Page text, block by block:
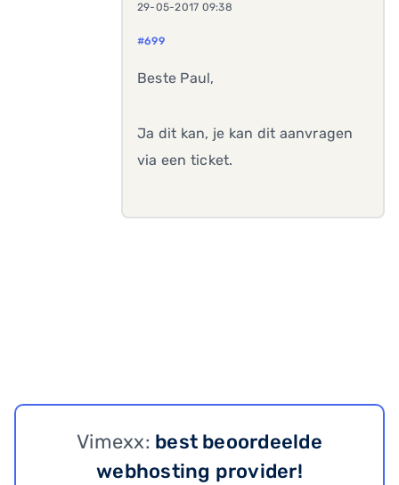
29-05-2017 09:38
#699
Beste Paul,
Ja dit kan, je kan dit aanvragen
via een ticket.
Vimexx: best beoordeelde
webhosting provider!